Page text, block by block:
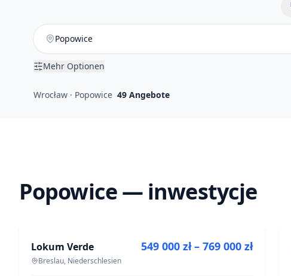
Mehr Optionen
Wrocław · Popowice 49 Angebote
Popowice — inwestycje
NEUBAU
Lokum Verde
Breslau, Niederschlesien
549 000 zł – 769 000 zł